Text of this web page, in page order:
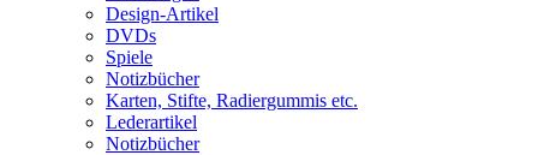
Design-Artikel
DVDs
Spiele
Notizbücher
Karten, Stifte, Radiergummis etc.
Lederartikel
Notizbücher